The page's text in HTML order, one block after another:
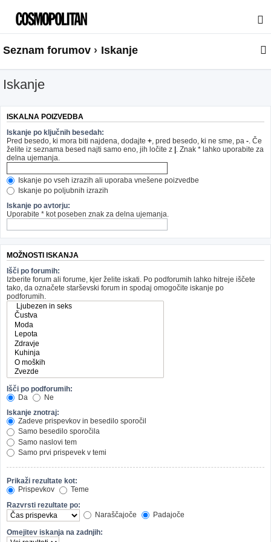
Seznam forumov Iskanje
Iskanje
ISKALNA POIZVEDBA
Iskanje po ključnih besedah:
Pred besedo, ki mora biti najdena, dodajte + , pred besedo, ki ne sme, pa - . Če
želite iz seznama besed najti samo eno, jih ločite z | . Znak * lahko uporabite za
delna ujemanja.
Iskanje po vseh izrazih ali uporaba vnešene poizvedbe
Iskanje po poljubnih izrazih
Iskanje po avtorju:
Uporabite * kot poseben znak za delna ujemanja.
MOŽNOSTI ISKANJA
Išči po forumih:
Izberite forum ali forume, kjer želite iskati. Po podforumih lahko hitreje iščete
tako, da označete starševski forum in spodaj omogočite iskanje po
podforumih.
Išči po podforumih:
Da
Ne
Iskanje znotraj:
Zadeve prispevkov in besedilo sporočil
Samo besedilo sporočila
Samo naslovi tem
Samo prvi prispevek v temi
Prikaži rezultate kot:
Prispevkov
Teme
Razvrsti rezultate po:
Naraščajoče
Padajoče
Omejitev iskanja na zadnjih: